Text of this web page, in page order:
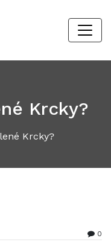
Krcky?
Krcky?
0